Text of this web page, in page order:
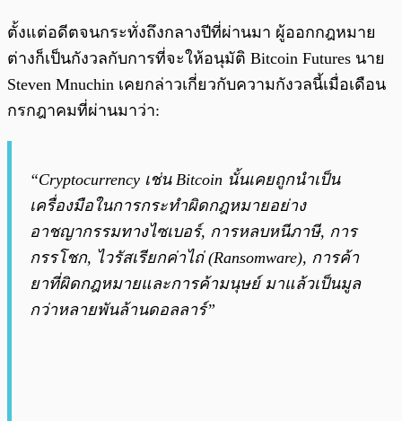
ตั้งแต่อดีตจนกระทั่งถึงกลางปีที่ผ่านมา ผู้ออกกฎหมาย
ต่างก็เป็นกังวลกับการที่จะให้อนุมัติ Bitcoin Futures นาย
Steven Mnuchin เคยกล่าวเกี่ยวกับความกังวลนี้เมื่อเดือน
กรกฎาคมที่ผ่านมาว่า:
“Cryptocurrency เช่น Bitcoin นั้นเคยถูกนำเป็น
เครื่องมือในการกระทำผิดกฎหมายอย่าง
อาชญากรรมทางไซเบอร์, การหลบหนีภาษี, การ
กรรโชก, ไวรัสเรียกค่าไถ่ (Ransomware), การค้า
ยาที่ผิดกฎหมายและการค้ามนุษย์ มาแล้วเป็นมูล
กว่าหลายพันล้านดอลลาร์”